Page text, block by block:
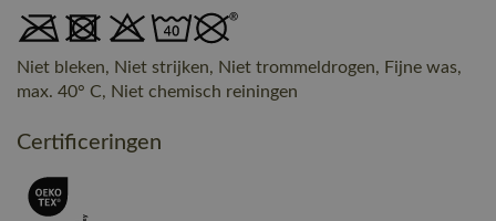
Niet bleken, Niet strijken, Niet trommeldrogen, Fijne was,
max. 40° C, Niet chemisch reiningen
Certificeringen